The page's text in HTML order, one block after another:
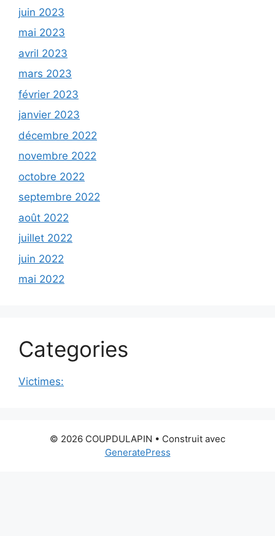
juin 2023
mai 2023
avril 2023
mars 2023
février 2023
janvier 2023
décembre 2022
novembre 2022
octobre 2022
septembre 2022
août 2022
juillet 2022
juin 2022
mai 2022
Categories
Victimes:
© 2026 COUPDULAPIN • Construit avec
GeneratePress